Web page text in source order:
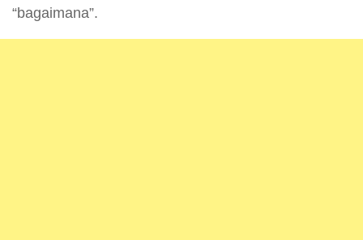
“bagaimana”.